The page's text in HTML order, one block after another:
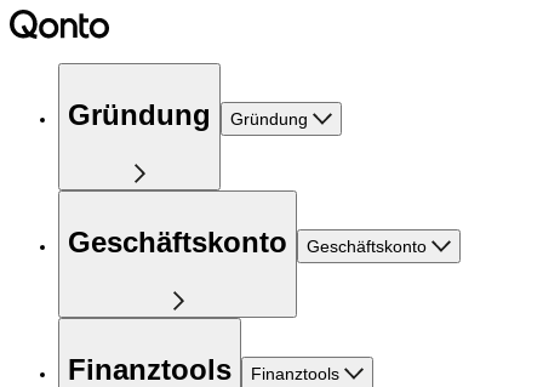
Gründung Gründung
Geschäftskonto Geschäftskonto
Finanztools Finanztools